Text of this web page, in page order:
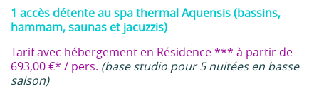
1 accès détente au spa thermal Aquensis (bassins,
hammam, saunas et jacuzzis)
Tarif avec hébergement en Résidence *** à partir de
693,00 €* / pers. (base studio pour 5 nuitées en basse
saison)